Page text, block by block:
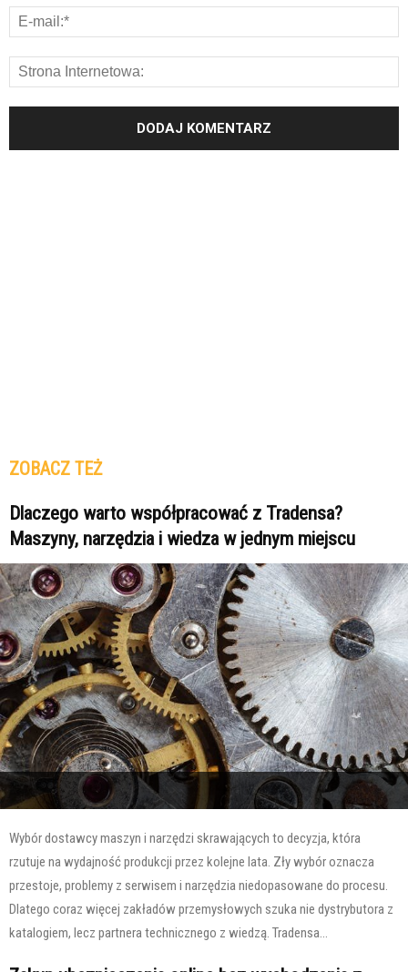
ZOBACZ TEŻ
Dlaczego warto współpracować z Tradensa?
Maszyny, narzędzia i wiedza w jednym miejscu
Wybór dostawcy maszyn i narzędzi skrawających to decyzja, która
rzutuje na wydajność produkcji przez kolejne lata. Zły wybór oznacza
przestoje, problemy z serwisem i narzędzia niedopasowane do procesu.
Dlatego coraz więcej zakładów przemysłowych szuka nie dystrybutora z
katalogiem, lecz partnera technicznego z wiedzą. Tradensa...